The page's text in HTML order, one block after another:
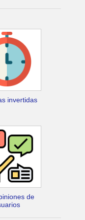
invertidas
de